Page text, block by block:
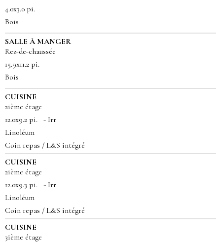
4.0x3.0 pi.
Bois
SALLE À MANGER
Rez-de-chaussée
15.9x11.2 pi.
Bois
CUISINE
2ième étage
12.0x9.2 pi. - Irr
Linoléum
Coin repas / L&S intégré
CUISINE
2ième étage
12.0x9.3 pi. - Irr
Linoléum
Coin repas / L&S intégré
CUISINE
3ième étage